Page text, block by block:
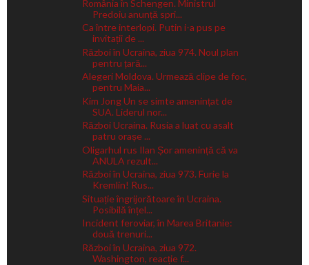
România în Schengen. Ministrul
Predoiu anunță spri...
Ca între interlopi. Putin i-a pus pe
invitații de ...
Război în Ucraina, ziua 974. Noul plan
pentru țară...
Alegeri Moldova. Urmează clipe de foc,
pentru Maia...
Kim Jong Un se simte amenințat de
SUA. Liderul nor...
Război Ucraina. Rusia a luat cu asalt
patru orașe ...
Oligarhul rus Ilan Șor amenință că va
ANULA rezult...
Război în Ucraina, ziua 973. Furie la
Kremlin! Rus...
Situație îngrijorătoare în Ucraina.
Posibilă înțel...
Incident feroviar, în Marea Britanie:
două trenuri...
Război în Ucraina, ziua 972.
Washington, reacție f...